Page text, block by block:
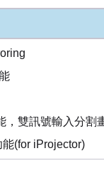
，雙訊號輸入分割
(for iProjector)